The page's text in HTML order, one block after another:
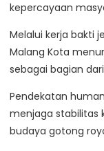
kepercayaan
Melalui kerja bakti
Malang Kota
sebagai bagian
Pendekatan
menjaga stabilitas
budaya gotong